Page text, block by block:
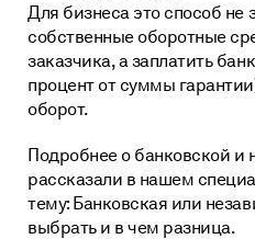
Для бизнеса это способ не
собственные оборотные
заказчика, а заплатить
процент от суммы
оборот.
Подробнее о банковской и
рассказали в нашем
тему: Банковская или
выбрать и в чем разница.